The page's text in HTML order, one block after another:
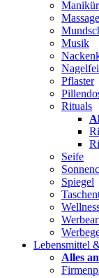
Musik
Pflaster
Rituals
Seife
Spiegel
Lebensmittel
Alles